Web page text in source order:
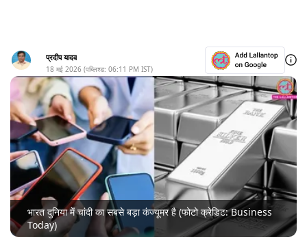
प्रदीप यादव
18 मई 2026 (पब्लिश्ड: 06:11 PM IST)
भारत दुनिया में चांदी का सबसे बड़ा कंज्यूमर है (फोटो क्रेडिट: Business
Today)